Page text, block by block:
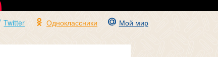
Twitter Одноклассники
Мой мир